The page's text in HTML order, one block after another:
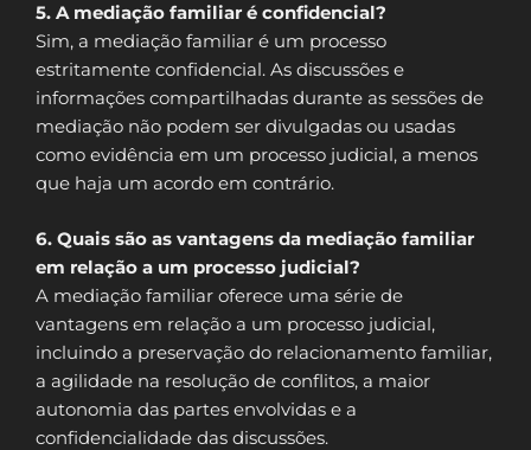
5. A mediação familiar é confidencial?
Sim, a mediação familiar é um processo
estritamente confidencial. As discussões e
informações compartilhadas durante as sessões de
mediação não podem ser divulgadas ou usadas
como evidência em um processo judicial, a menos
que haja um acordo em contrário.
6. Quais são as vantagens da mediação familiar
em relação a um processo judicial?
A mediação familiar oferece uma série de
vantagens em relação a um processo judicial,
incluindo a preservação do relacionamento familiar,
a agilidade na resolução de conflitos, a maior
autonomia das partes envolvidas e a
confidencialidade das discussões.